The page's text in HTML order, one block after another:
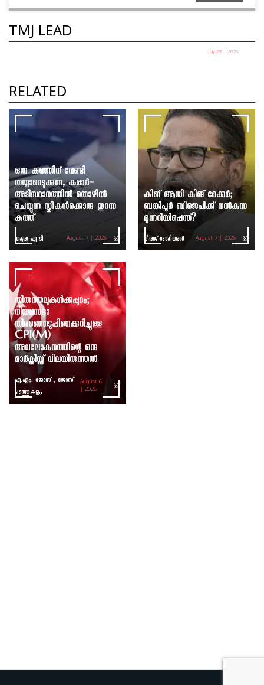
TMJ LEAD
July 28 | 2026
RELATED
ഒരു കുഞ്ഞിന് വേണ്ടി
തയ്യാറെടുക്കുന്ന, കരാർ-
അടിസ്ഥാനത്തിൽ തൊഴിൽ
ചെയ്യുന്ന സ്ത്രീകൾക്കൊരു തുറന്ന
കത്ത്
ആര്യ ഏ ടി August 7 | 2026
കിങ് ആയി കിങ് മേക്കർ;
ബങ്കിപൂർ ബിജെപിക്ക് നൽകുന്ന
മുന്നറിയിപ്പെന്ത്?
ധീരജ് ശശിധരൻ August 7 | 2026
തിരുത്തലുകൾക്കപ്പുറം;
നിയമസഭാ
തിരഞ്ഞെടുപ്പിനെക്കുറിച്ചുള്ള
CPI(M)
അവലോകനത്തിന്റെ ഒരു
മാർക്സിസ്റ്റ് വിലയിരുത്തൽ
എ.എം. ജോസ് , ജോസ്
ചാത്തുകുളം
August 6
| 2026